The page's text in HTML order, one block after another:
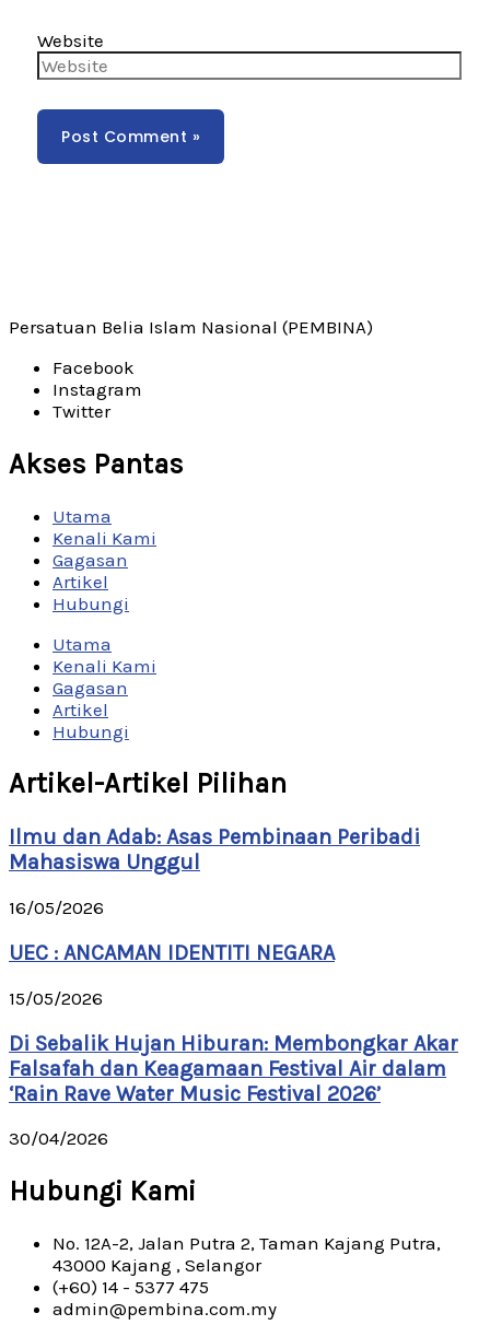
Website
Persatuan Belia Islam Nasional (PEMBINA)
Facebook
Instagram
Twitter
Akses Pantas
Utama
Kenali Kami
Gagasan
Artikel
Hubungi
Utama
Kenali Kami
Gagasan
Artikel
Hubungi
Artikel-Artikel Pilihan
Ilmu dan Adab: Asas Pembinaan Peribadi
Mahasiswa Unggul
16/05/2026
UEC : ANCAMAN IDENTITI NEGARA
15/05/2026
Di Sebalik Hujan Hiburan: Membongkar Akar
Falsafah dan Keagamaan Festival Air dalam
‘Rain Rave Water Music Festival 2026’
30/04/2026
Hubungi Kami
No. 12A-2, Jalan Putra 2, Taman Kajang Putra,
43000 Kajang , Selangor
(+60) 14 - 5377 475
admin@pembina.com.my